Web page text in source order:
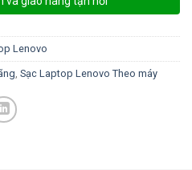
Lenovo
, Sạc Laptop Lenovo Theo máy